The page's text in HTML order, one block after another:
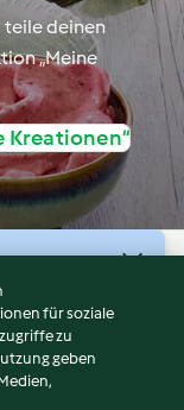
teile deinen
„Meine
Kreationen“
für soziale
zu
geben